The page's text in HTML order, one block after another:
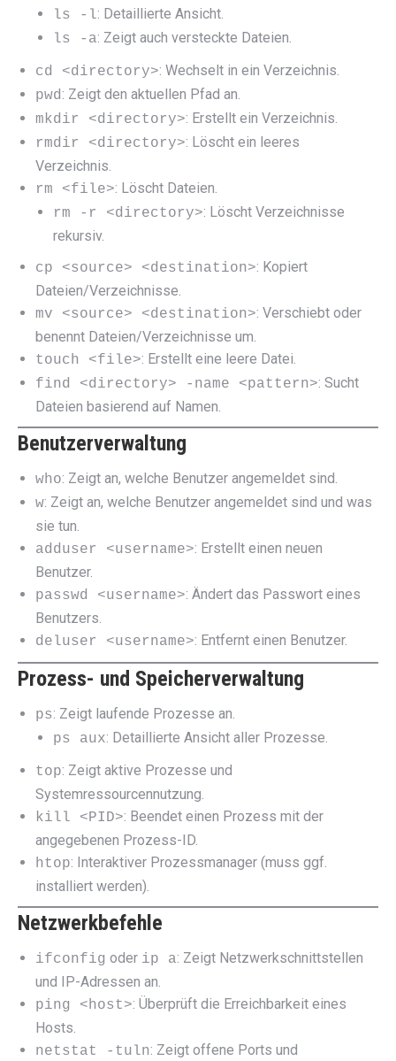
ls -l: Detaillierte Ansicht.
ls -a: Zeigt auch versteckte Dateien.
cd <directory>: Wechselt in ein Verzeichnis.
pwd: Zeigt den aktuellen Pfad an.
mkdir <directory>: Erstellt ein Verzeichnis.
rmdir <directory>: Löscht ein leeres
Verzeichnis.
rm <file>: Löscht Dateien.
rm -r <directory>: Löscht Verzeichnisse
rekursiv.
cp <source> <destination>: Kopiert
Dateien/Verzeichnisse.
mv <source> <destination>: Verschiebt oder
benennt Dateien/Verzeichnisse um.
touch <file>: Erstellt eine leere Datei.
find <directory> -name <pattern>: Sucht
Dateien basierend auf Namen.
Benutzerverwaltung
who: Zeigt an, welche Benutzer angemeldet sind.
w: Zeigt an, welche Benutzer angemeldet sind und was
sie tun.
adduser <username>: Erstellt einen neuen
Benutzer.
passwd <username>: Ändert das Passwort eines
Benutzers.
deluser <username>: Entfernt einen Benutzer.
Prozess- und Speicherverwaltung
ps: Zeigt laufende Prozesse an.
ps aux: Detaillierte Ansicht aller Prozesse.
top: Zeigt aktive Prozesse und
Systemressourcennutzung.
kill <PID>: Beendet einen Prozess mit der
angegebenen Prozess-ID.
htop: Interaktiver Prozessmanager (muss ggf.
installiert werden).
Netzwerkbefehle
ifconfig oder ip a: Zeigt Netzwerkschnittstellen
und IP-Adressen an.
ping <host>: Überprüft die Erreichbarkeit eines
Hosts.
netstat -tuln: Zeigt offene Ports und